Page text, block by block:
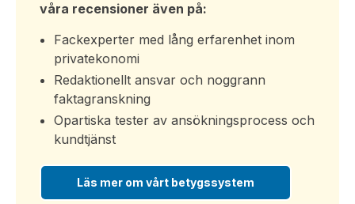
våra recensioner även på:
Fackexperter med lång erfarenhet inom
privatekonomi
Redaktionellt ansvar och noggrann
faktagranskning
Opartiska tester av ansökningsprocess och
kundtjänst
Läs mer om vårt betygssystem